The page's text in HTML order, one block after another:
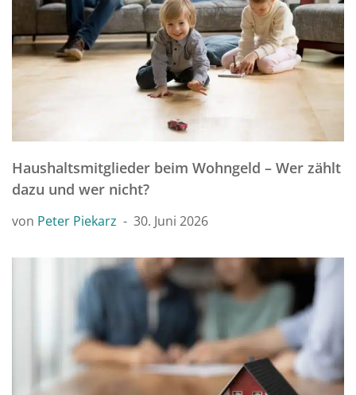
Haushaltsmitglieder beim Wohngeld – Wer zählt
dazu und wer nicht?
von Peter Piekarz 30. Juni 2026